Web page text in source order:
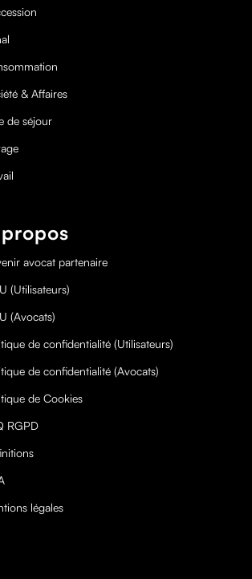
& Affaires
de séjour
avocat partenaire
(Utilisateurs)
(Avocats)
de confidentialité (Utilisateurs)
de confidentialité (Avocats)
de Cookies
RGPD
légales